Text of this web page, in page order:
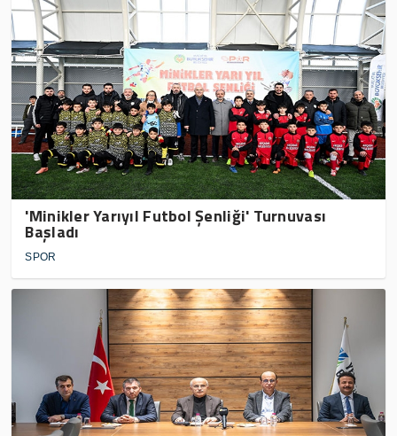
'Minikler Yarıyıl Futbol Şenliği' Turnuvası
Başladı
SPOR